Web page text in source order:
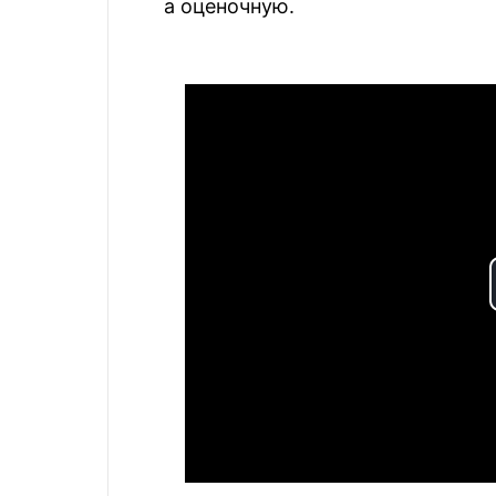
а оценочную.